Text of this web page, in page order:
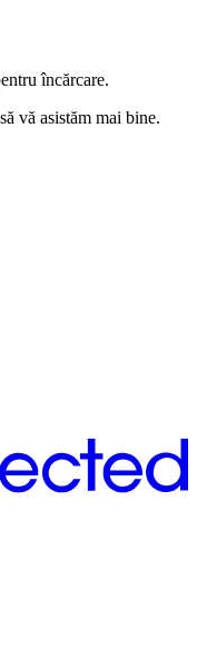
încărcare.
vă asistăm mai bine.